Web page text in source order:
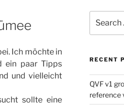
Ich möchte in
ein paar Tipps
und vielleicht
sollte eine
for:
RECENT
QVF v1
reference